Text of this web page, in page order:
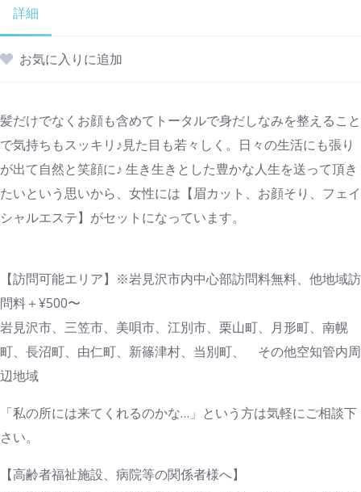
詳細
お気に入りに追加
髪だけでなくお顔も含めてトータルで身だしなみを整えること
で気持ちもスッキリ♪見た目も若々しく。日々の生活にも張り
が出て自然と笑顔に♪ 生き生きとした豊かな人生を送って頂き
たいという思いから、女性には【眉カット、お顔そり、フェイ
シャルエステ】がセットになっています。
【訪問可能エリア】※岩見沢市内中心部訪問料無料、他地域訪
問料＋¥500〜
岩見沢市、三笠市、美唄市、江別市、栗山町、月形町、南幌
町、長沼町、由仁町、新篠津村、当別町、 その他空知管内周
辺地域
「私の所には来てくれるのかな…」という方は気軽にご相談下
さい。
【高齢者福祉施設、病院等の関係者様へ】